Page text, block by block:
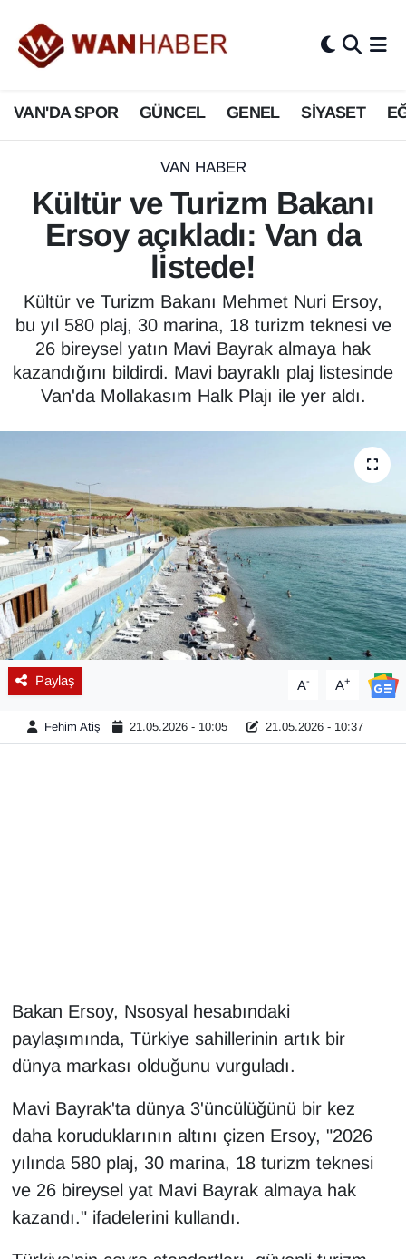
VAN'DA SPOR GÜNCEL GENEL SİYASET
VAN HABER
Kültür ve Turizm Bakanı
Ersoy açıkladı: Van da
listede!
Kültür ve Turizm Bakanı Mehmet Nuri Ersoy,
bu yıl 580 plaj, 30 marina, 18 turizm teknesi ve
26 bireysel yatın Mavi Bayrak almaya hak
kazandığını bildirdi. Mavi bayraklı plaj listesinde
Van'da Mollakasım Halk Plajı ile yer aldı.
Paylaş A- A+
Fehim Atiş 21.05.2026 - 10:05 21.05.2026 - 10:37
Bakan Ersoy, Nsosyal hesabındaki
paylaşımında, Türkiye sahillerinin artık bir
dünya markası olduğunu vurguladı.
Mavi Bayrak'ta dünya 3'üncülüğünü bir kez
daha koruduklarının altını çizen Ersoy, "2026
yılında 580 plaj, 30 marina, 18 turizm teknesi
ve 26 bireysel yat Mavi Bayrak almaya hak
kazandı." ifadelerini kullandı.
3.SAYFA
ASAYİŞ
BİLİM VE TEKNOLOJİ
Biyografi
Bölge Haberleri
ÇEVRE
Deprem
Dernekler, Odalar
DÜNYA
EĞİTİM
EKONOMİ
Eleman
Emlak
En çok konuşulanlar
Kadın
Kim Kimdir?
Kültür & Sanat
KURDÎ
Van Nöbetçi Eczaneler
Van Hava Durumu
Van Namaz Vakitleri
Van Trafik Yoğunluk Haritası
Süper Lig Puan Durumu ve Fikstür
Tüm Manşetler
Son Dakika Haberleri
Haber Arşivi